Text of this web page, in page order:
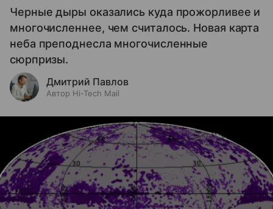
Черные дыры оказались куда прожорливее и
многочисленнее, чем считалось. Новая карта
неба преподнесла многочисленные
сюрпризы.
Дмитрий Павлов
Автор Hi-Tech Mail